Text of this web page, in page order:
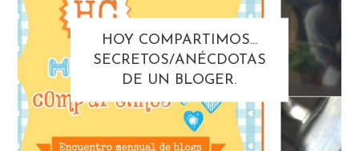
HOY COMPARTIMOS...
SECRETOS/ANÉCDOTAS
DE UN BLOGER.